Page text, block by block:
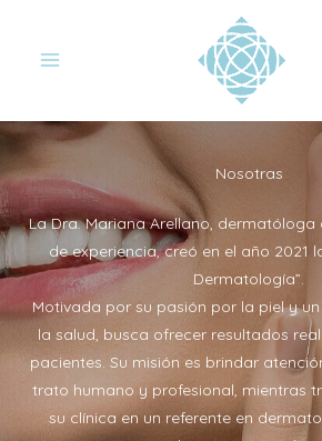
contenido
Nosotras
La Dra. Mariana Arellano, dermatóloga
de experiencia, creó en el año 2021
Dermatología”.
Motivada por su pasión por la piel y
la salud, busca ofrecer resultados
pacientes. Su misión es brindar
trato humano y profesional, mientras
su clínica en un referente en